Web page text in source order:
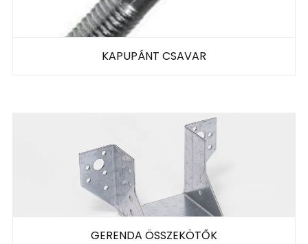
KAPUPÁNT CSAVAR
GERENDA ÖSSZEKÖTŐK